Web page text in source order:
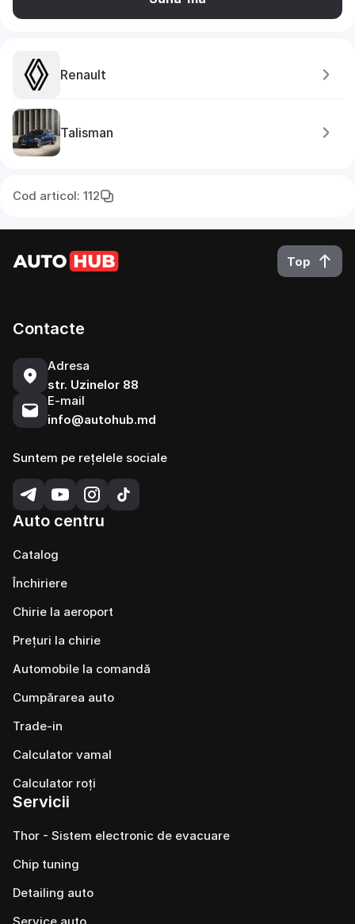
Renault
Talisman
Cod articol: 112
Top
Contacte
Adresa
str. Uzinelor 88
E-mail
info@autohub.md
Suntem pe rețelele sociale
Auto centru
Catalog
Închiriere
Chirie la aeroport
Prețuri la chirie
Automobile la comandă
Cumpărarea auto
Trade-in
Calculator vamal
Calculator roți
Servicii
Thor - Sistem electronic de evacuare
Chip tuning
Detailing auto